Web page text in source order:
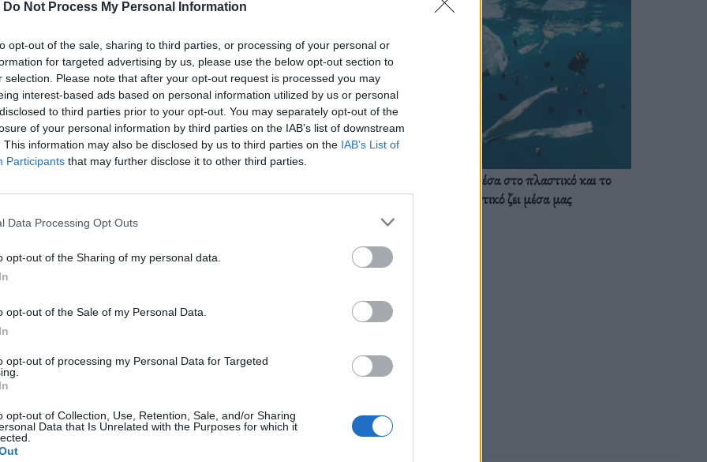
Do Not Process My Personal Information
opt-out of the sale, sharing to third parties, or processing of your personal or
for targeted advertising by us, please use the below opt-out section to
selection. Please note that after your opt-out request is processed you may
interest-based ads based on personal information utilized by us or personal
to third parties prior to your opt-out. You may separately opt-out of the
of your personal information by third parties on the IAB’s list of downstream
This information may also be disclosed by us to third parties on the IAB’s List of
Participants that may further disclose it to other third parties.
Data Processing Opt Outs
opt-out of the Sharing of my personal data.
opt-out of the Sale of my Personal Data.
opt-out of processing my Personal Data for Targeted
opt-out of Collection, Use, Retention, Sale, and/or Sharing
Data that Is Unrelated with the Purposes for which it
της αγοράς που προμοτάρεται με
,soundbar
Ζούμε ήδη μέσα στο πλαστικό και το
πλαστικό ζει μέσα μας